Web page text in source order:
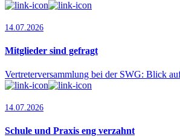
14.07.2026
Mitglieder sind gefragt
Vertreterversammlung bei der SWG: Blick
14.07.2026
Schule und Praxis eng verzahnt